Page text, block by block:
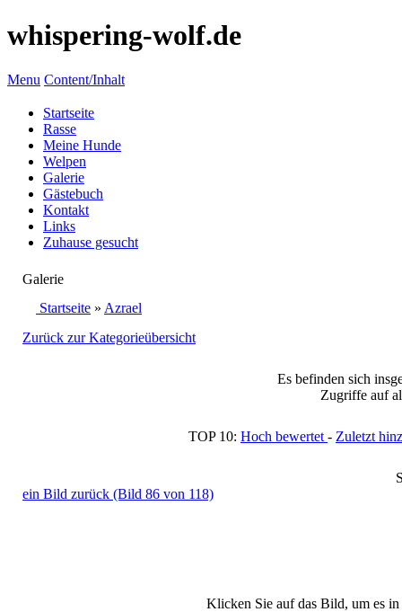
whispering-wolf.de
Menu Content/Inhalt
Startseite
Rasse
Meine Hunde
Welpen
Galerie
Gästebuch
Kontakt
Links
Zuhause gesucht
Galerie
Startseite » Azrael
Zurück zur Kategorieübersicht
Es befinden sich
Zugriffe auf
TOP 10: Hoch bewertet - Zuletzt
ein Bild zurück (Bild 86 von 118)
Klicken Sie auf das Bild, um es